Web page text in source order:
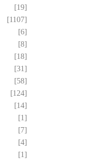
[19]
[1107]
[6]
[8]
[18]
[31]
[58]
[124]
[14]
[1]
[7]
[4]
[1]